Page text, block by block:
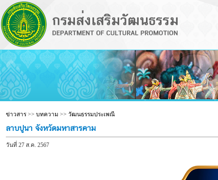
ข่าวสาร>> บทความ >> วัฒนธรรมประเพณี
ลาบปูนา จังหวัดมหาสารคาม
วันที่ 27 ส.ค. 2567